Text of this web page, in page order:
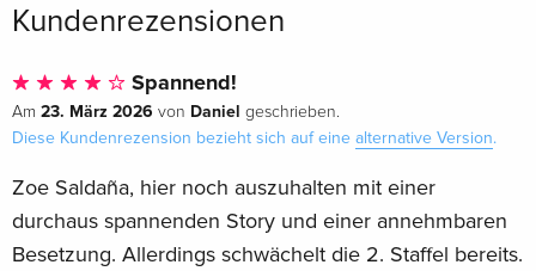
Kundenrezensionen
Spannend!
Am 23. März 2026 von Daniel geschrieben.
Diese Kundenrezension bezieht sich auf eine alternative Version.
Zoe Saldaña, hier noch auszuhalten mit einer
durchaus spannenden Story und einer annehmbaren
Besetzung. Allerdings schwächelt die 2. Staffel bereits.